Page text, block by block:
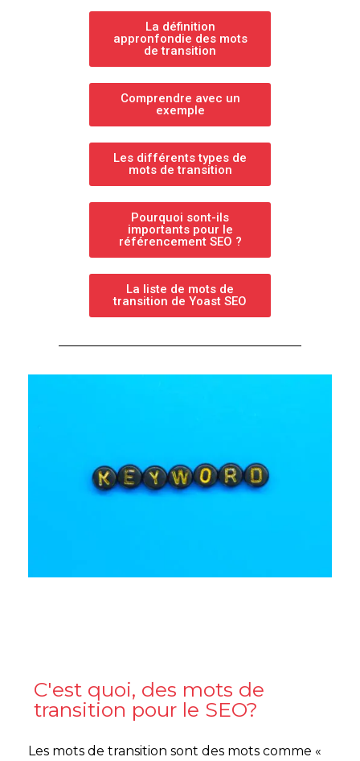
La définition
appronfondie des mots
de transition
Comprendre avec un
exemple
Les différents types de
mots de transition
Pourquoi sont-ils
importants pour le
référencement SEO ?
La liste de mots de
transition de Yoast SEO
C'est quoi, des mots de
transition pour le SEO?
Les mots de transition sont des mots comme «